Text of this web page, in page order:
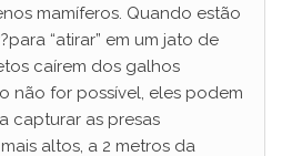
V
i
mamíferos. Quando estão
“atirar” em um jato de
caírem dos galhos
não for possível, eles podem
capturar as presas
altos, a 2 metros da